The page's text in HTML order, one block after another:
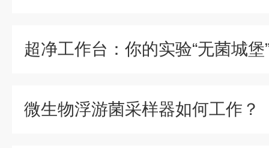
微生物浮游菌采样器如何工作？